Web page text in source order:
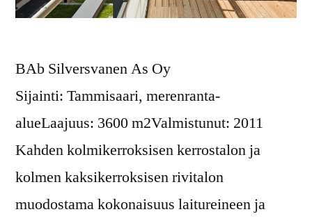
BAb Silversvanen As Oy
Sijainti: Tammisaari, merenranta-
alueLaajuus: 3600 m2Valmistunut: 2011
Kahden kolmikerroksisen kerrostalon ja
kolmen kaksikerroksisen rivitalon
muodostama kokonaisuus laitureineen ja